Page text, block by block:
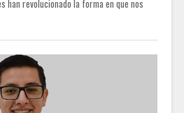
han revolucionado la forma en que nos